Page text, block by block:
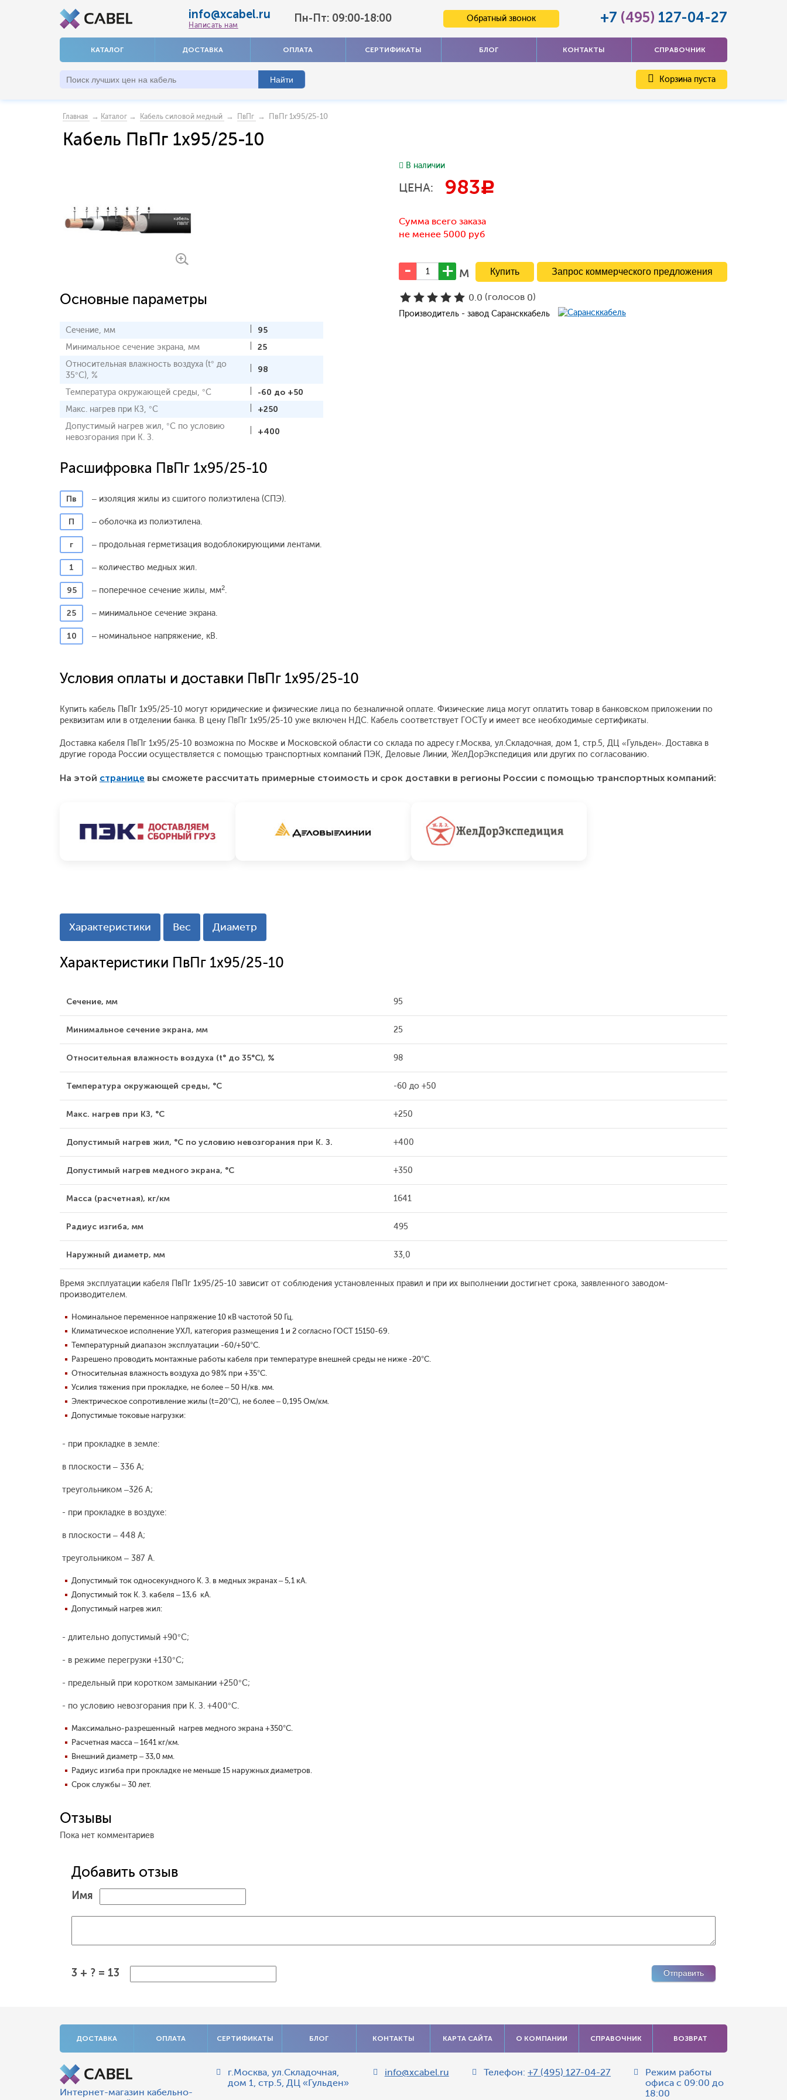
info@xcabel.ru
Написать нам
Пн-Пт: 09:00-18:00 Обратный звонок +7 (495) 127-04-27
КАТАЛОГ ДОСТАВКА ОПЛАТА СЕРТИФИКАТЫ БЛОГ КОНТАКТЫ СПРАВОЧНИК
Корзина пуста
Главная → Каталог → Кабель силовой медный → ПвПг → ПвПг 1x95/25-10
Кабель ПвПг 1x95/25-10
Основные параметры
Сечение, мм
95
Минимальное сечение экрана, мм
25
Относительная влажность воздуха (t° до
35°С), %
98
Температура окружающей среды, °С
-60 до +50
Макс. нагрев при КЗ, °С
+250
Допустимый нагрев жил, °С по условию
невозгорания при К. З.
+400
Расшифровка ПвПг 1x95/25-10
Пв – изоляция жилы из сшитого полиэтилена (СПЭ).
П – оболочка из полиэтилена.
г – продольная герметизация водоблокирующими лентами.
1 – количество медных жил.
95 – поперечное сечение жилы, мм2.
25 – минимальное сечение экрана.
10 – номинальное напряжение, кВ.
В наличии
ЦЕНА: 983c
Сумма всего заказа
не менее 5000 руб
м Запрос коммерческого предложения
0.0 (голосов 0)
Производитель - завод Сарансккабель
Условия оплаты и доставки ПвПг 1x95/25-10
Купить кабель ПвПг 1x95/25-10 могут юридические и физические лица по безналичной оплате. Физические лица могут оплатить товар в банковском приложении по
реквизитам или в отделении банка. В цену ПвПг 1x95/25-10 уже включен НДС. Кабель соответствует ГОСТу и имеет все необходимые сертификаты.
Доставка кабеля ПвПг 1x95/25-10 возможна по Москве и Московской области со склада по адресу г.Москва, ул.Складочная, дом 1, стр.5, ДЦ «Гульден». Доставка в
другие города России осуществляется с помощью транспортных компаний ПЭК, Деловые Линии, ЖелДорЭкспедиция или других по согласованию.
На этой странице вы сможете рассчитать примерные стоимость и срок доставки в регионы России с помощью транспортных компаний:
Характеристики Вес Диаметр
Характеристики ПвПг 1x95/25-10
Сечение, мм 95
Минимальное сечение экрана, мм 25
Относительная влажность воздуха (t° до 35°С), % 98
Температура окружающей среды, °С -60 до +50
Макс. нагрев при КЗ, °С +250
Допустимый нагрев жил, °С по условию невозгорания при К. З. +400
Допустимый нагрев медного экрана, °С +350
Масса (расчетная), кг/км 1641
Радиус изгиба, мм 495
Наружный диаметр, мм 33,0
Время эксплуатации кабеля ПвПг 1x95/25-10 зависит от соблюдения установленных правил и при их выполнении достигнет срока, заявленного заводом-
производителем.
Номинальное переменное напряжение 10 кВ частотой 50 Гц.
Климатическое исполнение УХЛ, категория размещения 1 и 2 согласно ГОСТ 15150-69.
Температурный диапазон эксплуатации -60/+50°С.
Разрешено проводить монтажные работы кабеля при температуре внешней среды не ниже -20°С.
Относительная влажность воздуха до 98% при +35°С.
Усилия тяжения при прокладке, не более – 50 Н/кв. мм.
Электрическое сопротивление жилы (t=20°С), не более – 0,195 Ом/км.
Допустимые токовые нагрузки:
- при прокладке в земле:
в плоскости – 336 А;
треугольником –326 А;
- при прокладке в воздухе:
в плоскости – 448 А;
треугольником – 387 А.
Допустимый ток односекундного К. З. в медных экранах – 5,1 кА.
Допустимый ток К. З. кабеля – 13,6 кА.
Допустимый нагрев жил:
- длительно допустимый +90°С;
- в режиме перегрузки +130°С;
- предельный при коротком замыкании +250°С;
- по условию невозгорания при К. З. +400°С.
Максимально-разрешенный нагрев медного экрана +350°С.
Расчетная масса – 1641 кг/км.
Внешний диаметр – 33,0 мм.
Радиус изгиба при прокладке не меньше 15 наружных диаметров.
Срок службы – 30 лет.
Отзывы
Пока нет комментариев
Добавить отзыв
Имя
3 + ? = 13
ДОСТАВКА ОПЛАТА СЕРТИФИКАТЫ БЛОГ КОНТАКТЫ КАРТА САЙТА О КОМПАНИИ СПРАВОЧНИК ВОЗВРАТ
Интернет-магазин кабельно-
г.Москва,ул.Складочная,
дом 1, стр.5, ДЦ «Гульден»
info@xcabel.ru Телефон:+7 (495) 127-04-27
Режим работы
офиса с 09:00 до
18:00